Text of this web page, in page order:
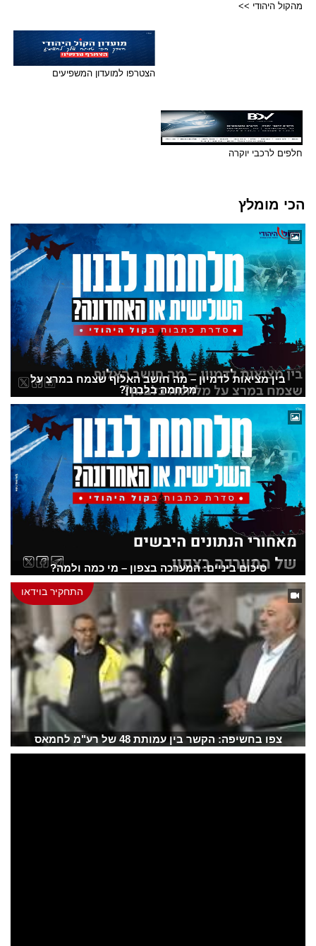
מהקול היהודי >>
הצטרפו למועדון המשפיעים
חלפים לרכבי יוקרה
הכי מומלץ
בין מציאות לדמיון – מה חושב האלוף שצמח במרצ על
מלחמה בלבנון?
סיכום ביניים: המערכה בצפון – מי כמה ולמה?
התחקיר בוידאו
צפו בחשיפה: הקשר בין עמותת 48 של רע"מ לחמאס